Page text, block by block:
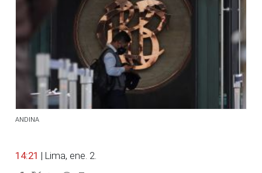
ANDINA
14:21 | Lima, ene. 2.